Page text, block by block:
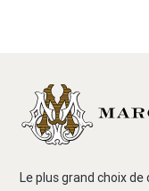
Le plus grand choix